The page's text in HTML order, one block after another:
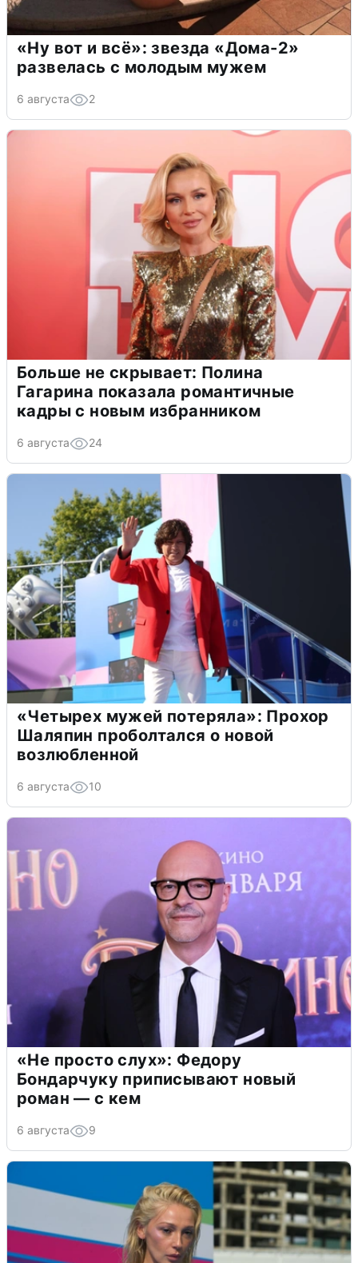
«Ну вот и всё»: звезда «Дома-2»
развелась с молодым мужем
6 августа 2
Больше не скрывает: Полина
Гагарина показала романтичные
кадры с новым избранником
6 августа 24
«Четырех мужей потеряла»: Прохор
Шаляпин проболтался о новой
возлюбленной
6 августа 10
«Не просто слух»: Федору
Бондарчуку приписывают новый
роман — с кем
6 августа 9